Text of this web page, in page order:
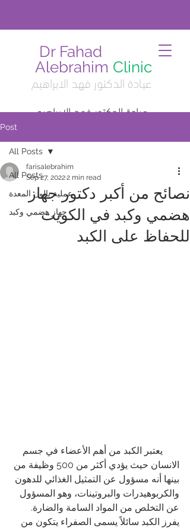
Dr Fahad
Alebrahim Clinic
عيادة الدكتور فهد الابراهيم
Post
All Posts
عملية بالون المعدة
جهاز هضمي وكبد
All Posts
نصائح من أكبر دكتور جهاز
هضمي وكبد في الكويت
للحفاظ على الكبد
farisalebrahim
Sep 27, 20222 min read
       يعتبر الكبد من أهم الأعضاء في جسم
الانسان حيث يؤدي أكثر من 500 وظيفة من
بينها أنه مسؤول عن التمثيل الغذائي للدهون
والكربوهيدرات والبروتينات، وهو المسؤول
عن التخلص من المواد السامة والضارة.
يفرز الكبد سائلاً يسمى الصفراء يتكون من